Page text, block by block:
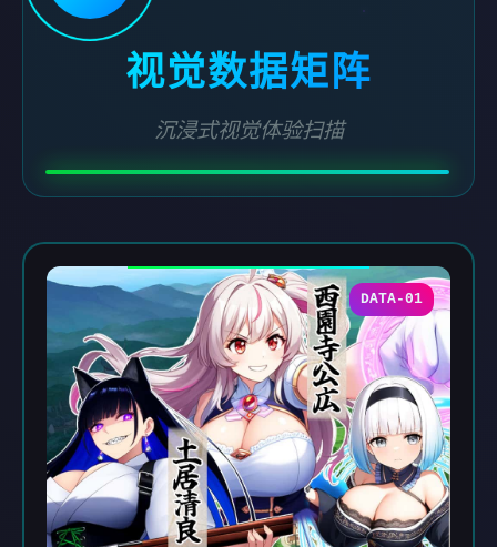
视觉数据矩阵
沉浸式视觉体验扫描
DATA-01